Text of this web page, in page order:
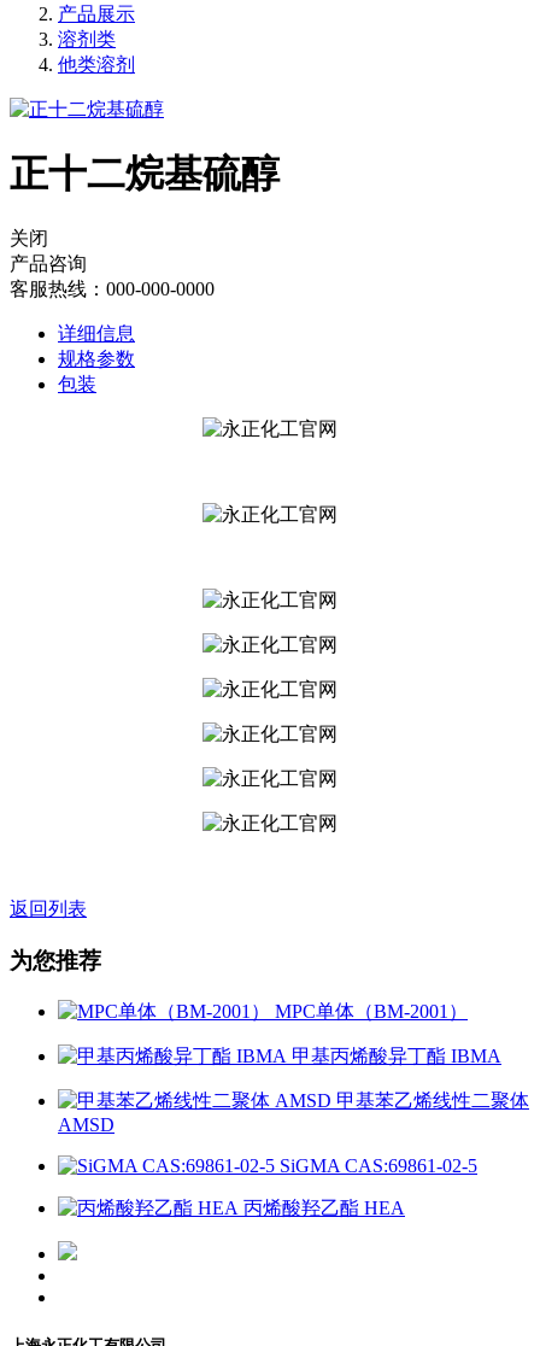
产品展示
溶剂类
他类溶剂
正十二烷基硫醇
关闭
产品咨询
客服热线：000-000-0000
详细信息
规格参数
包装
返回列表
为您推荐
MPC单体（BM-2001）
甲基丙烯酸异丁酯 IBMA
甲基苯乙烯线性二聚体
AMSD
SiGMA CAS:69861-02-5
丙烯酸羟乙酯 HEA